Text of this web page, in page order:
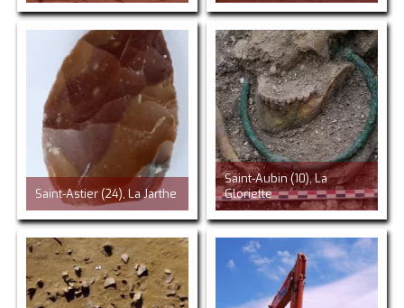
Saint-Astier (24), La Jarthe
Saint-Aubin (10), La
Gloriette